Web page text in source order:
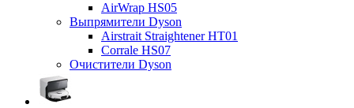
AirWrap HS05
Выпрямители Dyson
Airstrait Straightener HT01
Corrale HS07
Очистители Dyson